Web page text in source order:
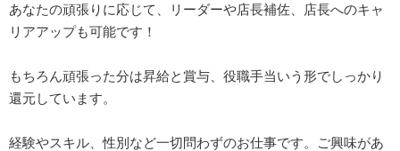
あなたの頑張りに応じて、リーダーや店長補佐、店長へのキャ
リアアップも可能です！
もちろん頑張った分は昇給と賞与、役職手当いう形でしっかり
還元しています。
経験やスキル、性別など一切問わずのお仕事です。ご興味があ